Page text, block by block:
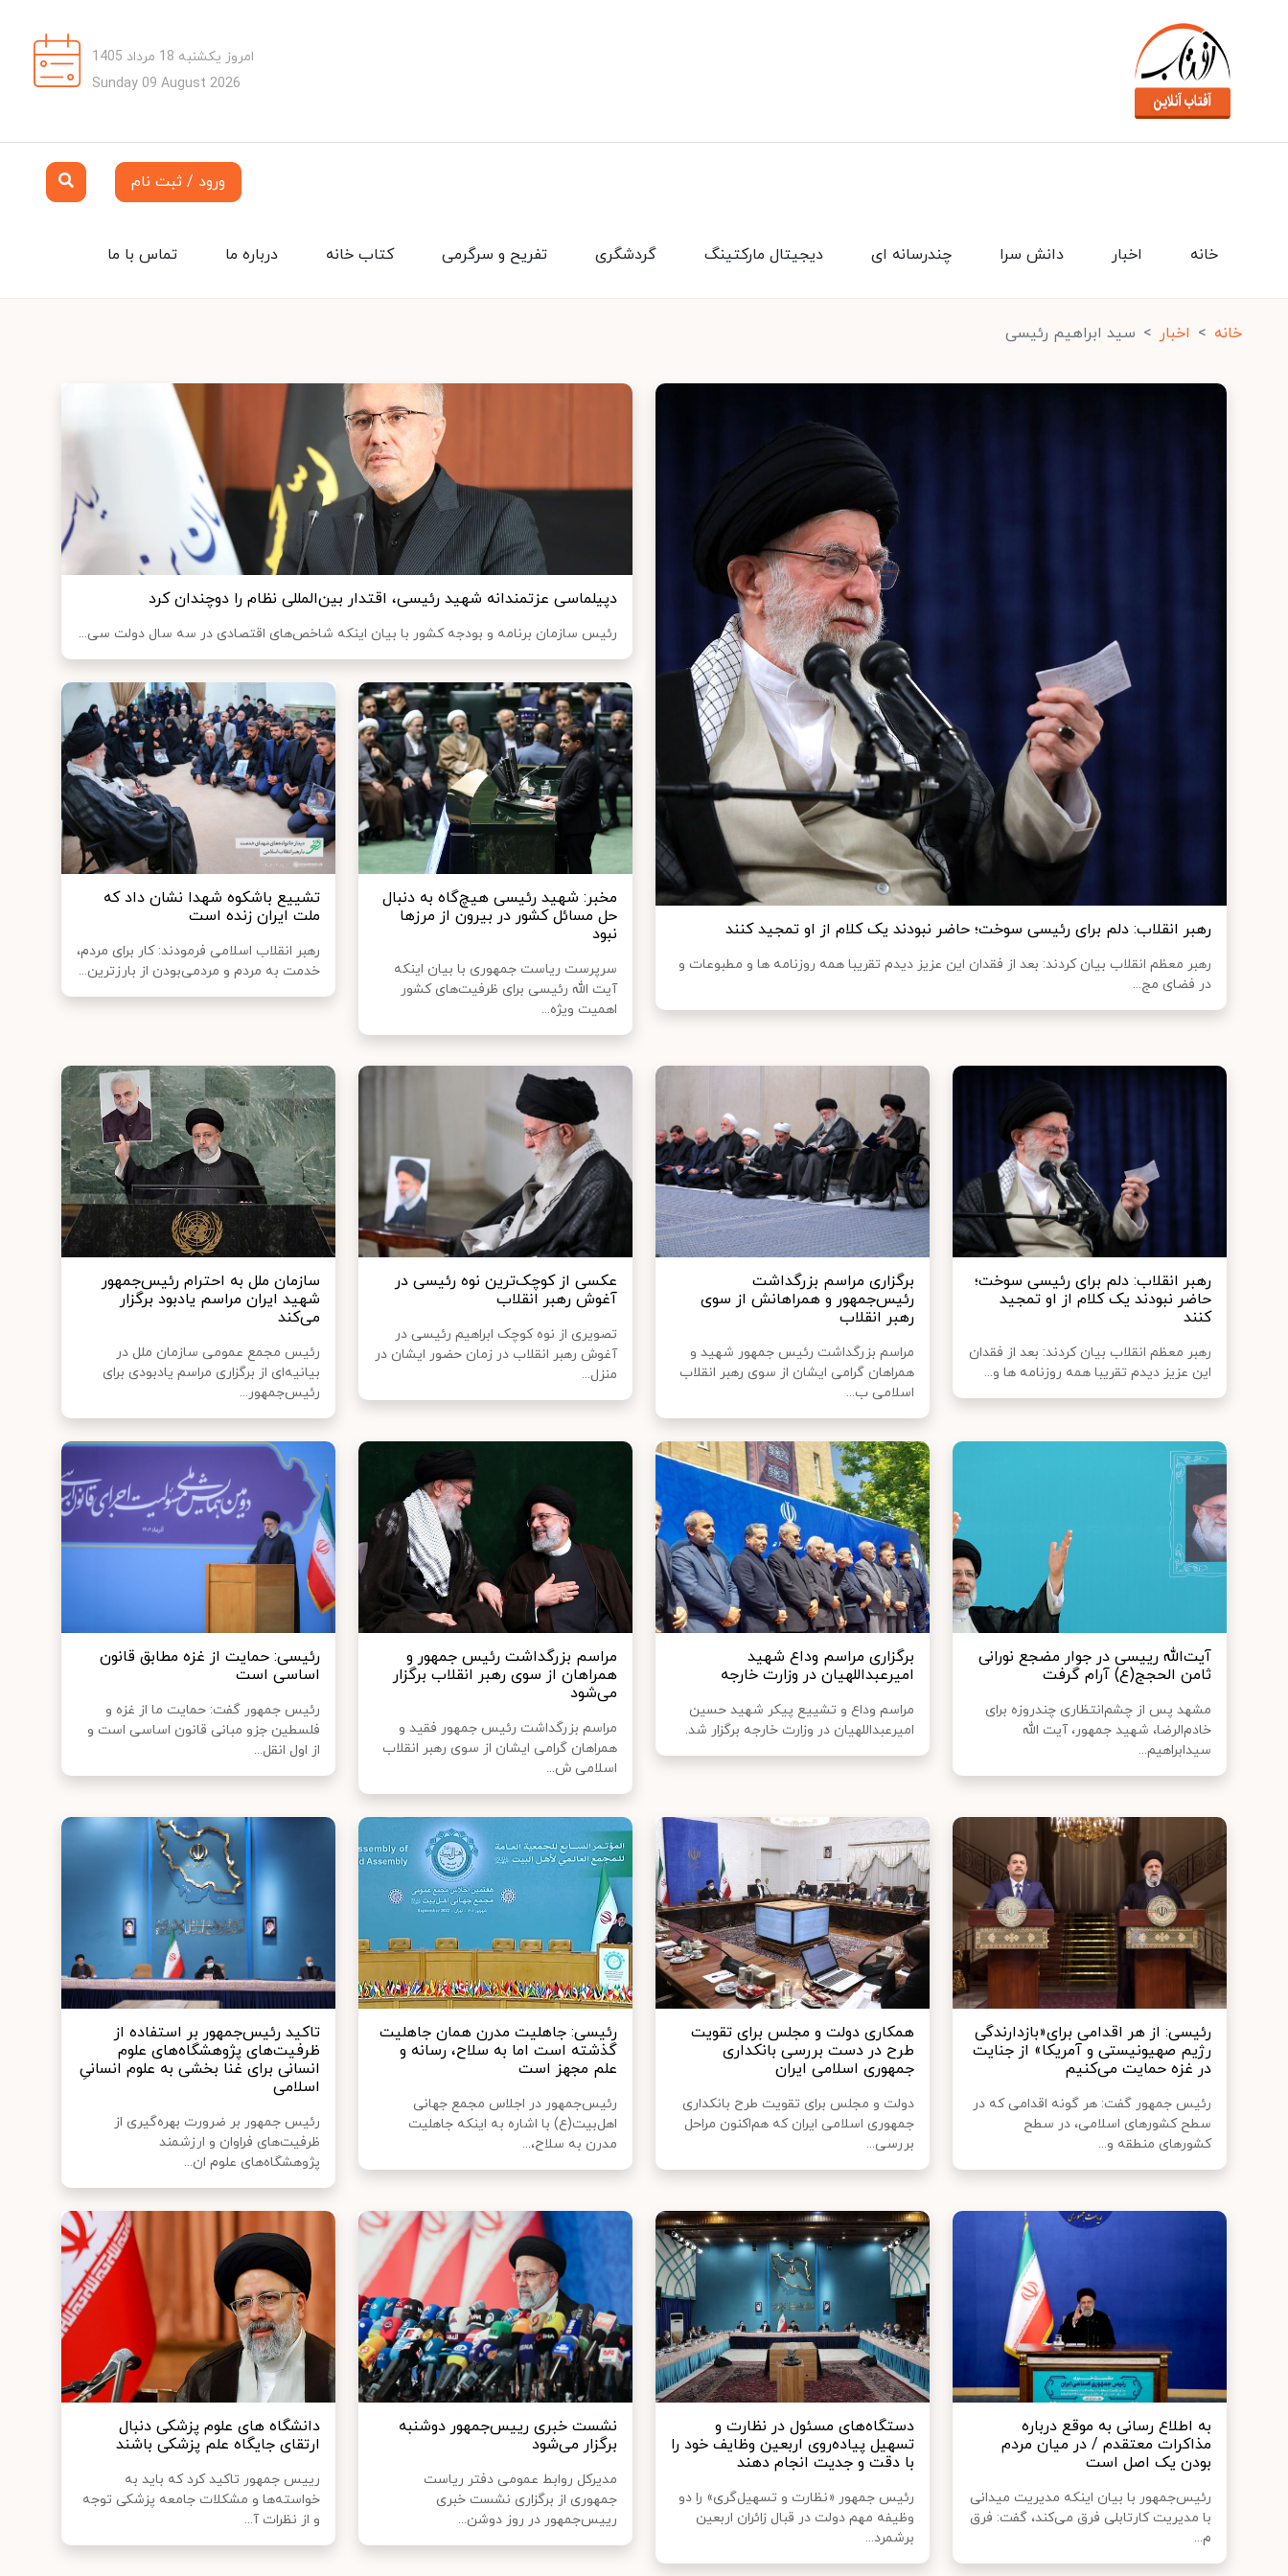
امروز یکشنبه 18 مرداد 1405
Sunday 09 August 2026
ورود / ثبت نام
تماس با ما درباره ما کتاب خانه تفریح و سرگرمی گردشگری دیجیتال مارکتینگ چندرسانه ای دانش سرا اخبار خانه
خانه اخبار سید ابراهیم رئیسی
رهبر انقلاب: دلم برای رئیسی سوخت؛ حاضر نبودند یک کلام از او تمجید کنند
رهبر معظم انقلاب بیان کردند: بعد از فقدان این عزیز دیدم تقریبا همه روزنامه ها و مطبوعات و
در فضای مج...
دپیلماسی عزتمندانه شهید رئیسی، اقتدار بین‌المللی نظام را دوچندان کرد
رئیس سازمان برنامه و بودجه کشور با بیان اینکه شاخص‌های اقتصادی در سه سال دولت سی...
مخبر: شهید رئیسی هیچ‌گاه به دنبال
حل مسائل کشور در بیرون از مرزها
نبود
سرپرست ریاست جمهوری با بیان اینکه
آیت الله رئیسی برای ظرفیت‌های کشور
اهمیت ویژه‌...
تشییع باشکوه شهدا نشان داد که
ملت ایران زنده است
رهبر انقلاب اسلامی فرمودند: کار برای مردم،
خدمت به مردم و مردمی‌بودن از بارزترین...
رهبر انقلاب: دلم برای رئیسی سوخت؛
حاضر نبودند یک کلام از او تمجید
کنند
رهبر معظم انقلاب بیان کردند: بعد از فقدان
این عزیز دیدم تقریبا همه روزنامه ها و...
برگزاری مراسم بزرگداشت
رئیس‌جمهور و همراهانش از سوی
رهبر انقلاب
مراسم بزرگداشت رئیس جمهور شهید و
همراهان گرامی ایشان از سوی رهبر انقلاب
اسلامی ب...
عکسی از کوچک‌ترین نوه رئیسی در
آغوش رهبر انقلاب
تصویری از نوه کوچک ابراهیم رئیسی در
آغوش رهبر انقلاب در زمان حضور ایشان در
منزل...
سازمان ملل به احترام رئیس‌جمهور
شهید ایران مراسم یادبود برگزار
می‌کند
رئیس مجمع عمومی سازمان ملل در
بیانیه‌ای از برگزاری مراسم یادبودی برای
رئیس‌جمهور...
آیت‌الله رییسی در جوار مضجع نورانی
ثامن الحجج(ع) آرام گرفت
مشهد پس از چشم‌انتظاری چندروزه برای
خادم‌الرضا، شهید جمهور، آیت الله
سیدابراهیم...
برگزاری مراسم وداع شهید
امیرعبداللهیان در وزارت خارجه
مراسم وداع و تشییع پیکر شهید حسین
امیرعبداللهیان در وزارت خارجه برگزار شد.
مراسم بزرگداشت رئیس جمهور و
همراهان از سوی رهبر انقلاب برگزار
می‌شود
مراسم بزرگداشت رئیس جمهور فقید و
همراهان گرامی ایشان از سوی رهبر انقلاب
اسلامی ش...
رئیسی: حمایت از غزه مطابق قانون
اساسی است
رئیس جمهور گفت: حمایت ما از غزه و
فلسطین جزو مبانی قانون اساسی است و
از اول انقل...
رئیسی: از هر اقدامی برای«بازدارندگی
رژیم صهیونیستی و آمریکا» از جنایت
در غزه حمایت می‌کنیم
رئیس جمهور گفت: هر گونه اقدامی که در
سطح کشورهای اسلامی، در سطح
کشورهای منطقه و...
همکاری دولت و مجلس برای تقویت
طرح در دست بررسی بانکداری
جمهوری اسلامی ایران
دولت و مجلس برای تقویت طرح بانکداری
جمهوری اسلامی ایران که هم‌اکنون مراحل
بررسی...
رئیسی: جاهلیت مدرن همان جاهلیت
گذشته است اما به سلاح، رسانه و
علم مجهز است
رئیس‌جمهور در اجلاس مجمع جهانی
اهل‌بیت(ع) با اشاره به اینکه جاهلیت
مدرن به سلاح،...
تاکید رئیس‌جمهور بر استفاده از
ظرفیت‌های پژوهشگاه‌های علوم
انسانی برای غنا بخشی به علوم انسانیِ
اسلامی
رئیس جمهور بر ضرورت بهره‌گیری از
ظرفیت‌های فراوان و ارزشمند
پژوهشگاه‌های علوم ان...
به اطلاع رسانی به موقع درباره
مذاکرات معتقدم / در میان مردم
بودن یک اصل است
رئیس‌جمهور با بیان اینکه مدیریت میدانی
با مدیریت کارتابلی فرق می‌کند، گفت: فرق
م...
دستگاه‌های مسئول در نظارت و
تسهیل پیاده‌روی اربعین وظایف خود را
با دقت و جدیت انجام دهند
رئیس جمهور «نظارت و تسهیل‌گری» را دو
وظیفه مهم دولت در قبال زائران اربعین
برشمرد...
نشست خبری رییس‌جمهور دوشنبه
برگزار می‌شود
مدیرکل روابط عمومی دفتر ریاست
جمهوری از برگزاری نشست خبری
رییس‌جمهور در روز دوشن...
دانشگاه های علوم پزشکی دنبال
ارتقای جایگاه علم پزشکی باشند
رییس جمهور تاکید کرد که باید به
خواسته‌ها و مشکلات جامعه پزشکی توجه
و از نظرات آ...